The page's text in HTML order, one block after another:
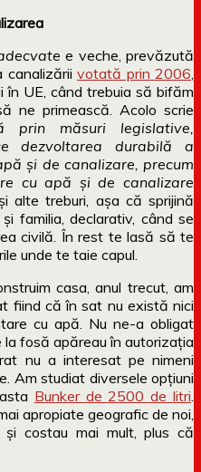
e veche, prevăzută
canalizării votată prin 2006
în UE, când trebuia să bifăm
ne primească. Acolo scrie
prin măsuri legislative,
dezvoltarea durabilă a
și de canalizare, precum
cu apă și de canalizare
alte treburi, așa că sprijină
familia, declarativ, când se
civilă. În rest te lasă să te
unde te taie capul.
casa, anul trecut, am
fiind că în sat nu există nici
cu apă. Nu ne-a obligat
fosă apăreau în autorizația
nu a interesat pe nimeni
Am studiat diversele opțiuni
Bunker de 2500 de litri
apropiate geografic de noi,
costau mai mult, plus că